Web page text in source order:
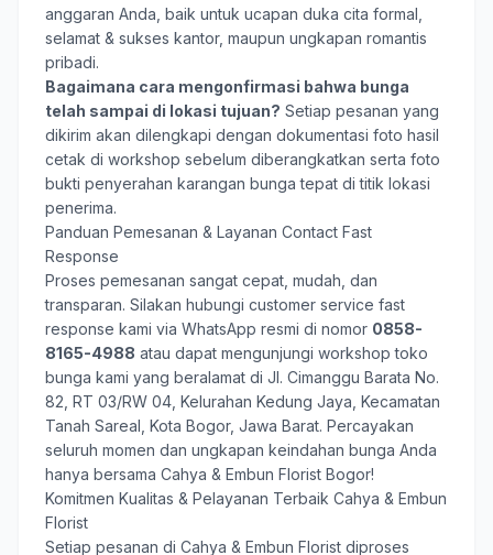
anggaran Anda, baik untuk ucapan duka cita formal,
selamat & sukses kantor, maupun ungkapan romantis
pribadi.
Bagaimana cara mengonfirmasi bahwa bunga
telah sampai di lokasi tujuan? Setiap pesanan yang
dikirim akan dilengkapi dengan dokumentasi foto hasil
cetak di workshop sebelum diberangkatkan serta foto
bukti penyerahan karangan bunga tepat di titik lokasi
penerima.
Panduan Pemesanan & Layanan Contact Fast
Response
Proses pemesanan sangat cepat, mudah, dan
transparan. Silakan hubungi customer service fast
response kami via WhatsApp resmi di nomor 0858-
8165-4988 atau dapat mengunjungi workshop toko
bunga kami yang beralamat di Jl. Cimanggu Barata No.
82, RT 03/RW 04, Kelurahan Kedung Jaya, Kecamatan
Tanah Sareal, Kota Bogor, Jawa Barat. Percayakan
seluruh momen dan ungkapan keindahan bunga Anda
hanya bersama Cahya & Embun Florist Bogor!
Komitmen Kualitas & Pelayanan Terbaik Cahya & Embun
Florist
Setiap pesanan di Cahya & Embun Florist diproses